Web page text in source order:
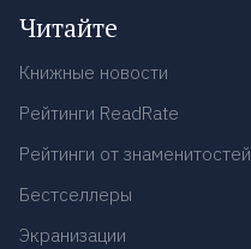
Читайте
Книжные новости
Рейтинги ReadRate
Рейтинги от знаменитостей
Бестселлеры
Экранизации